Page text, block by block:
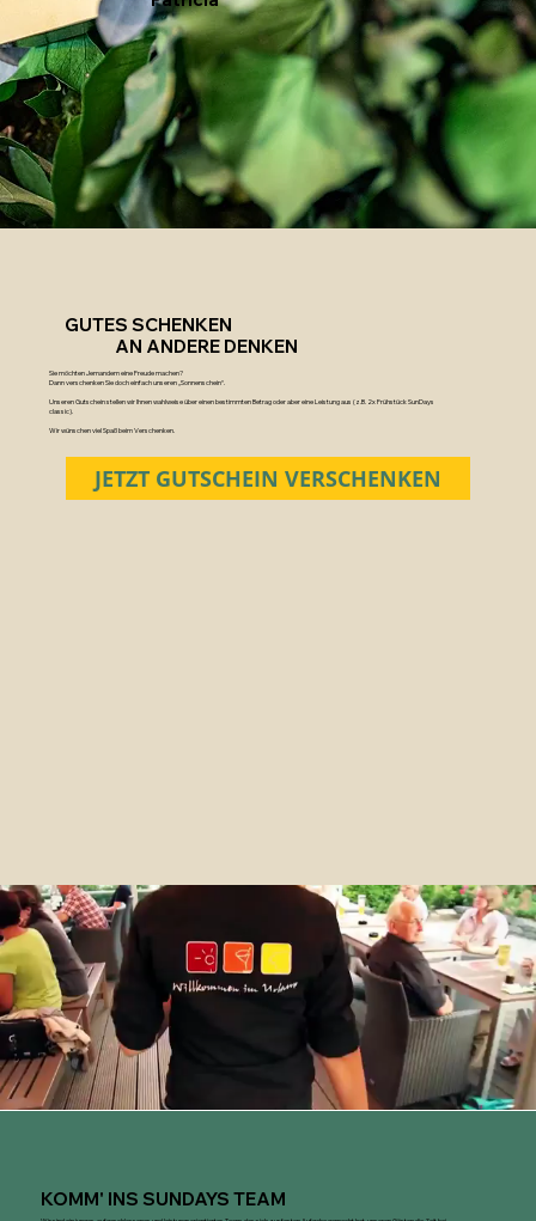
GUTES SCHENKEN
AN ANDERE DENKEN
Sie möchten Jemandem eine Freude machen?
Dann verschenken Sie doch einfach unseren „Sonnenschein“.
Unseren Gutschein stellen wir Ihnen wahlweise über einen bestimmten Betrag oder aber eine Leistung aus (z.B. 2x Frühstück SunDays
classic).
Wir wünschen viel Spaß beim Verschenken.
JETZT GUTSCHEIN VERSCHENKEN
KOMM' INS SUNDAYS TEAM